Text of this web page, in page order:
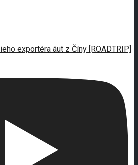
exportéra áut z Číny [ROADTRIP]